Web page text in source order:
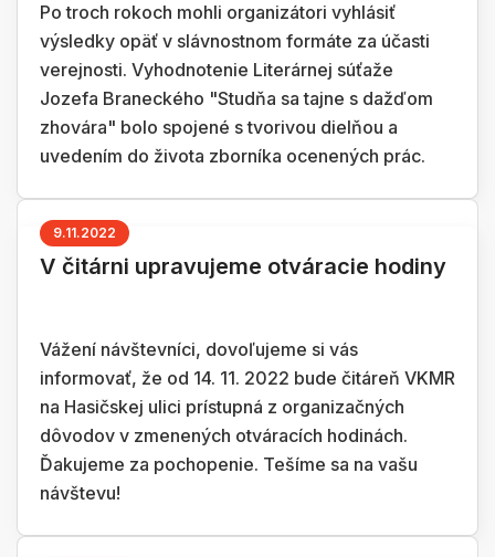
Po troch rokoch mohli organizátori vyhlásiť
výsledky opäť v slávnostnom formáte za účasti
verejnosti. Vyhodnotenie Literárnej súťaže
Jozefa Braneckého "Studňa sa tajne s dažďom
zhovára" bolo spojené s tvorivou dielňou a
uvedením do života zborníka ocenených prác.
9.11.2022
V čitárni upravujeme otváracie hodiny
Vážení návštevníci, dovoľujeme si vás
informovať, že od 14. 11. 2022 bude čitáreň VKMR
na Hasičskej ulici prístupná z organizačných
dôvodov v zmenených otváracích hodinách.
Ďakujeme za pochopenie. Tešíme sa na vašu
návštevu!